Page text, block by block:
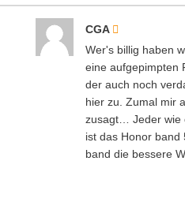
CGA
Wer's billig haben
eine aufgepimpten
der auch noch
hier zu. Zumal mir
zusagt… Jeder wie
ist das Honor band
band die bessere